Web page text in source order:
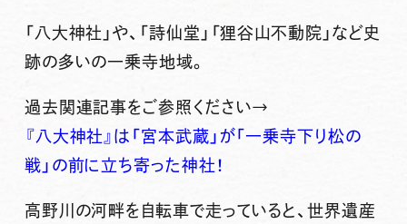
「八大神社」や、「詩仙堂」「狸谷山不動院」など史
跡の多いの一乗寺地域。
過去関連記事をご参照ください→
『八大神社』は「宮本武蔵」が「一乗寺下り松の
戦」の前に立ち寄った神社！
高野川の河畔を自転車で走っていると、世界遺産